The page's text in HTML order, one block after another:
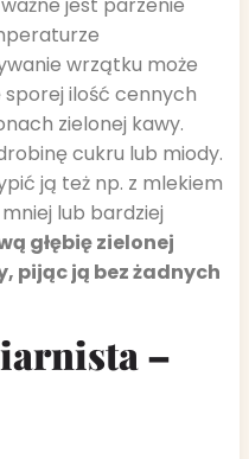
jest parzenie
wrzątku może
ilość cennych
zielonej kawy.
cukru lub miody.
ją też np. z mlekiem
lub bardziej
głębię zielonej
pijąc ją bez żadnych
–